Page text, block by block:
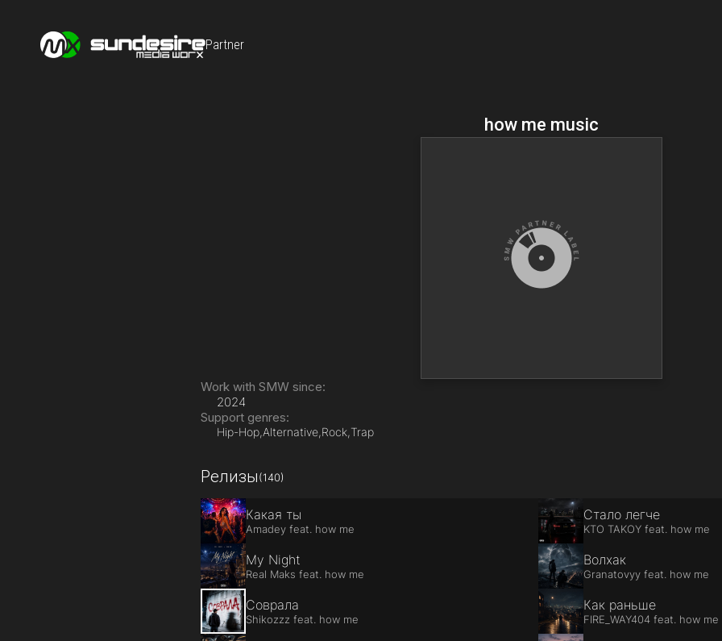
Partner
how me music
Work with SMW since:
2024
Support genres:
Hip-Hop,Alternative,Rock,Trap
Релизы(140)
Какая ты
Amadey feat. how me
Стало легче
KTO TAKOY feat. how me
My Night
Real Maks feat. how me
Волхак
Granatovyy feat. how me
Соврала
Shikozzz feat. how me
Как раньше
FIRE_WAY404 feat. how me